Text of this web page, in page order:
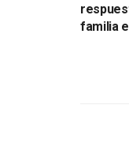
familia